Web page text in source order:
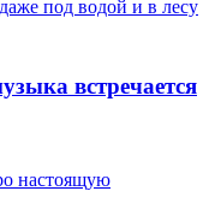
встречается